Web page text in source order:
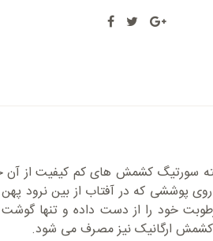
سورتیگ کشمش های کم کیفیت از آن
پوششی که در آفتاب از بین نرود
خود را از دست داده و تنها گوشت
کشمش ارگانیک نیز مصرف می شود.